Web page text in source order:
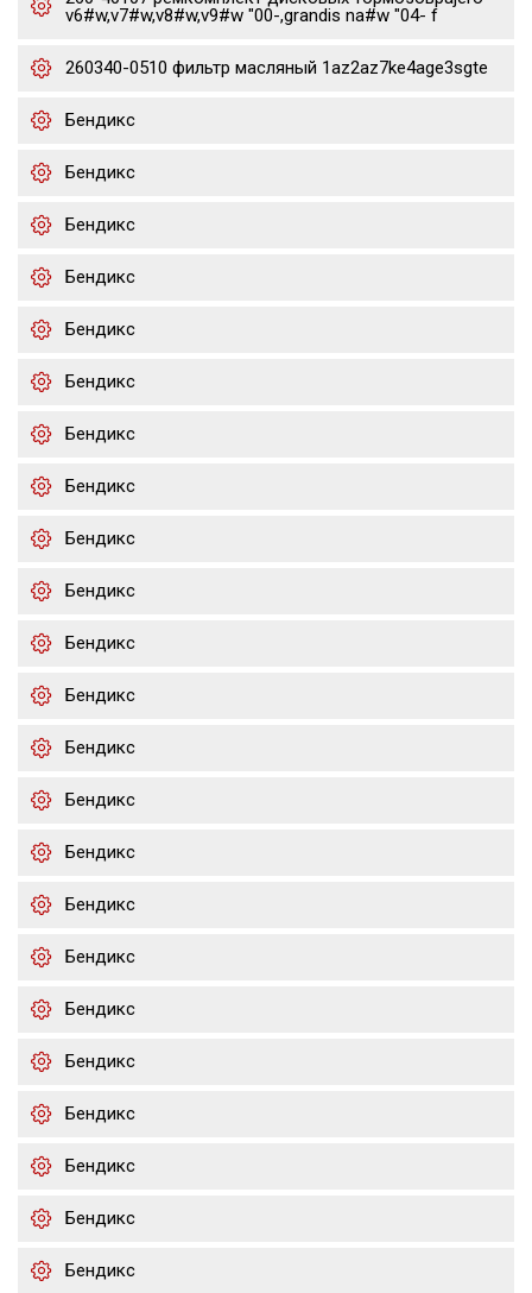
v6#w,v7#w,v8#w,v9#w "00-,grandis na#w "04- f
260340-0510 фильтр масляный 1az2az7ke4age3sgte
Бендикс
Бендикс
Бендикс
Бендикс
Бендикс
Бендикс
Бендикс
Бендикс
Бендикс
Бендикс
Бендикс
Бендикс
Бендикс
Бендикс
Бендикс
Бендикс
Бендикс
Бендикс
Бендикс
Бендикс
Бендикс
Бендикс
Бендикс